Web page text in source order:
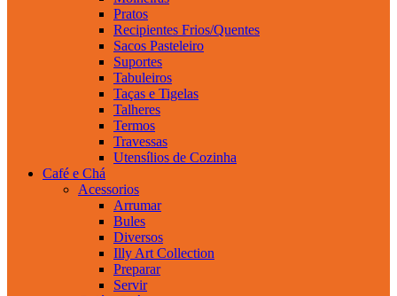
Pratos
Recipientes Frios/Quentes
Sacos Pasteleiro
Suportes
Tabuleiros
Taças e Tigelas
Talheres
Termos
Travessas
Utensílios de Cozinha
Café e Chá
Acessorios
Arrumar
Bules
Diversos
Illy Art Collection
Preparar
Servir